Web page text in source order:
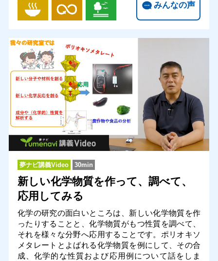
みんなの声
夢ナビ講義Video 30min
新しい化学物質を作って、調べて、
応用してみる
化学の研究の面白いところは、新しい化学物質を作
ったりすることと、化学物質がもつ性質を調べて、
それを様々な分野へ応用することです。ポリオキソ
メタレートとよばれる化学物質を例にして、その合
成、化学的な性質および応用例について話をしま